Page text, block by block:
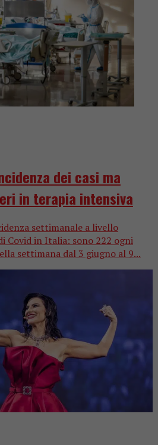
dei casi ma
in terapia intensiva
settimanale a livello
Covid in Italia: sono 222 ogni
settimana dal 3 giugno al 9...